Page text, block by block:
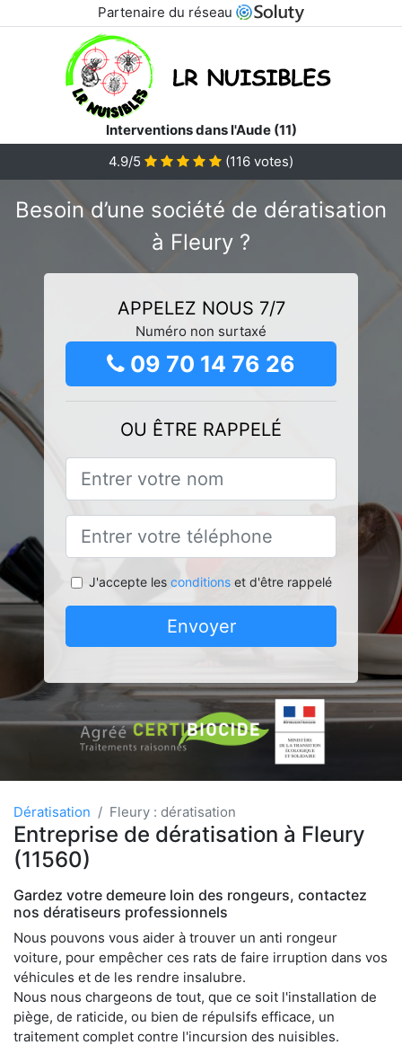
Partenaire du réseau
Interventions dans l'Aude (11)
4.9/5
(116 votes)
Besoin d’une société de dératisation
à Fleury ?
APPELEZ NOUS 7/7
Numéro non surtaxé
09 70 14 76 26
OU ÊTRE RAPPELÉ
J'accepte les conditionset d'être rappelé
Envoyer
Dératisation Fleury : dératisation
Entreprise de dératisation à Fleury
(11560)
Gardez votre demeure loin des rongeurs, contactez
nos dératiseurs professionnels
Nous pouvons vous aider à trouver un anti rongeur
voiture, pour empêcher ces rats de faire irruption dans vos
véhicules et de les rendre insalubre.
Nous nous chargeons de tout, que ce soit l'installation de
piège, de raticide, ou bien de répulsifs efficace, un
traitement complet contre l'incursion des nuisibles.